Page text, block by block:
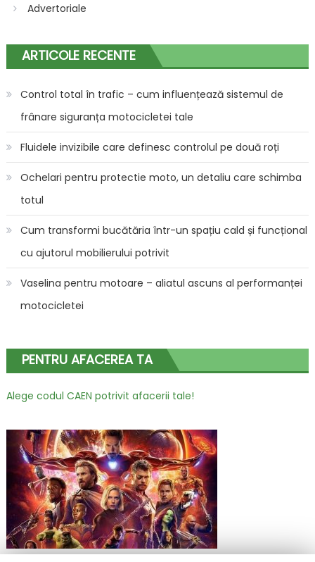
Advertoriale
ARTICOLE RECENTE
Control total în trafic – cum influențează sistemul de
frânare siguranța motocicletei tale
Fluidele invizibile care definesc controlul pe două roți
Ochelari pentru protectie moto, un detaliu care schimba
totul
Cum transformi bucătăria într-un spațiu cald și funcțional
cu ajutorul mobilierului potrivit
Vaselina pentru motoare – aliatul ascuns al performanței
motocicletei
PENTRU AFACEREA TA
Alege codul CAEN potrivit afacerii tale!